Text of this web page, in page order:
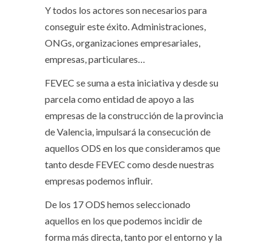
Y todos los actores son necesarios para
conseguir este éxito. Administraciones,
ONGs, organizaciones empresariales,
empresas, particulares…
FEVEC se suma a esta iniciativa y desde su
parcela como entidad de apoyo a las
empresas de la construcción de la provincia
de Valencia, impulsará la consecución de
aquellos ODS en los que consideramos que
tanto desde FEVEC como desde nuestras
empresas podemos influir.
De los 17 ODS hemos seleccionado
aquellos en los que podemos incidir de
forma más directa, tanto por el entorno y la